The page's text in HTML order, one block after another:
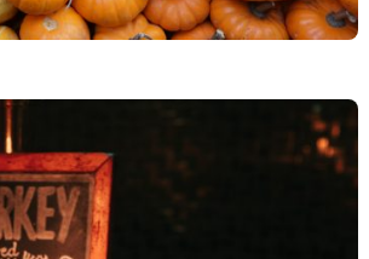
Todos Los Chiles en Nogada
Que Debes Probar Esta
Temporada
septiembre 6, 2023